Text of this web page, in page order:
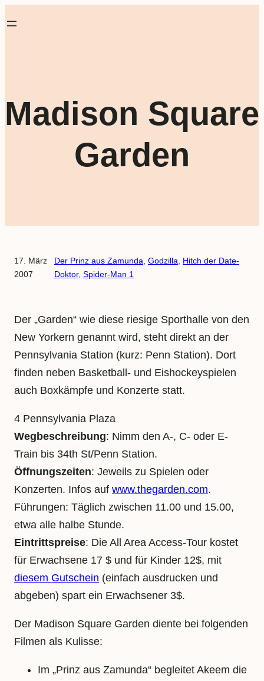
Madison Square
Garden
17. März
2007
Der Prinz aus Zamunda , Godzilla
Hitch der Date-
Doktor, Spider-Man 1
Der „Garden“ wie diese riesige Sporthalle von den
New Yorkern genannt wird, steht direkt an der
Pennsylvania Station (kurz: Penn Station). Dort
finden neben Basketball- und Eishockeyspielen
auch Boxkämpfe und Konzerte statt.
4 Pennsylvania Plaza
Wegbeschreibung: Nimm den A-, C- oder E-
Train bis 34th St/Penn Station.
Öffnungszeiten: Jeweils zu Spielen oder
Konzerten. Infos auf www.thegarden.com.
Führungen: Täglich zwischen 11.00 und 15.00,
etwa alle halbe Stunde.
Eintrittspreise: Die All Area Access-Tour kostet
für Erwachsene 17 $ und für Kinder 12$, mit
diesem Gutschein (einfach ausdrucken und
abgeben) spart ein Erwachsener 3$.
Der Madison Square Garden diente bei folgenden
Filmen als Kulisse:
Im „Prinz aus Zamunda“ begleitet Akeem die